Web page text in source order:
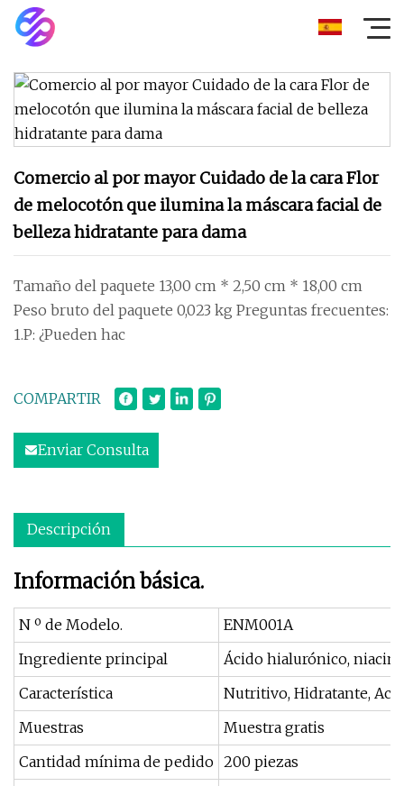
Comercio al por mayor Cuidado de la cara Flor
de melocotón que ilumina la máscara facial de
belleza hidratante para dama
Tamaño del paquete 13,00 cm * 2,50 cm * 18,00 cm
Peso bruto del paquete 0,023 kg Preguntas frecuentes:
1.P: ¿Pueden hac
COMPARTIR
Enviar Consulta
Descripción
Información básica.
N º de Modelo.
ENM001A
Ingrediente principal
Ácido hialurónico,
Característica
Nutritivo, Hidratante,
Muestras
Muestra gratis
Cantidad mínima de pedido 200 piezas